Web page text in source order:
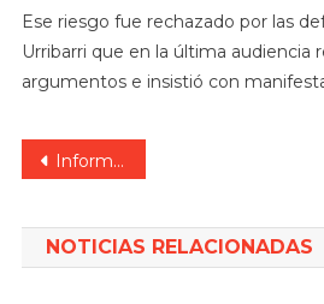
Ese riesgo fue rechazado por las
Urribarri que en la última audiencia
argumentos e insistió con
Navegación
entradas
Informe oficial del Cuerpo Médico Forense oculta la gravedad de la situación en la Morgue de Oro Verde y minimiza, que uno de los médicos tuvo una arritmia, y quedo afectado con neumonitis química.
NOTICIAS RELACIONADAS